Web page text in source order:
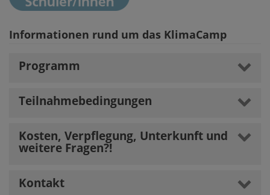
Informationen rund um das KlimaCamp
Programm
Teilnahmebedingungen
Kosten, Verpflegung, Unterkunft und
weitere Fragen?!
Kontakt